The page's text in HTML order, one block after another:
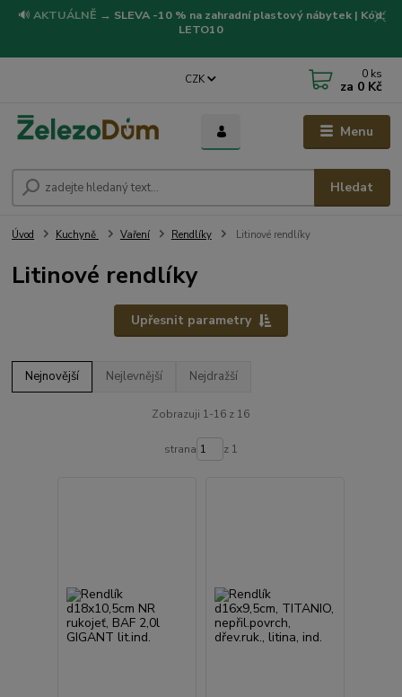
🔊 AKTUÁLNĚ → SLEVA -10 % na zahradní plastový nábytek | Kód:
LETO10
Menu
CZK
Hledat
0 ks
za 0 Kč
Úvod Kuchyně Vaření Rendlíky Litinové rendlíky
Litinové rendlíky
Upřesnit parametry
Nejnovější Nejlevnější Nejdražší
Zobrazuji 1-16 z 16
strana z 1